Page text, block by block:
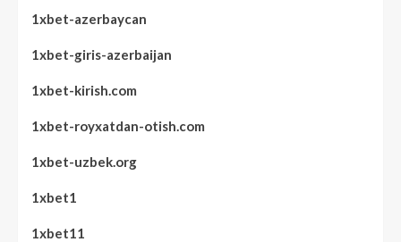
1xbet-azerbaycan
1xbet-giris-azerbaijan
1xbet-kirish.com
1xbet-royxatdan-otish.com
1xbet-uzbek.org
1xbet1
1xbet11